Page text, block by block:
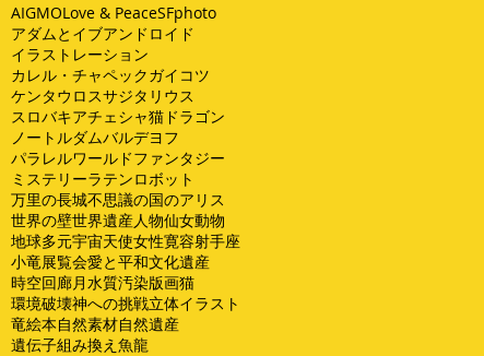
AIGMOLove & PeaceSFphoto
アダムとイブアンドロイド
イラストレーション
カレル・チャペックガイコツ
ケンタウロスサジタリウス
スロバキアチェシャ猫 ドラゴン
ノートルダムバルデヨフ
パラレルワールドファンタジー
ミステリーラテンロボット
万里の長城不思議の国のアリス
世界の壁世界遺産人物仙女動物
地球多元宇宙天使女性寛容射手座
小竜展覧会愛と平和文化遺産
時空回廊月水質汚染版画猫
環境破壊神への挑戦立体イラスト
竜絵本自然素材自然遺産
遺伝子組み換え 魚龍